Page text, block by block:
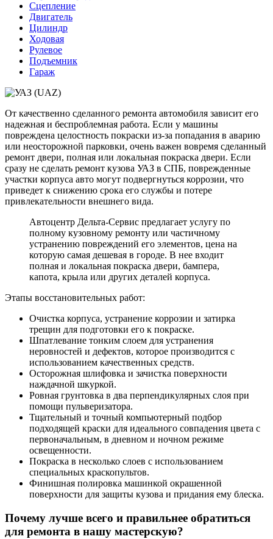
Сцепление
Двигатель
Цилиндр
Ходовая
Рулевое
Подъемник
Гараж
От качественно сделанного ремонта автомобиля зависит его
надежная и беспроблемная работа. Если у машины
повреждена целостность покраски из-за попадания в аварию
или неосторожной парковки, очень важен вовремя сделанный
ремонт двери, полная или локальная покраска двери. Если
сразу не сделать ремонт кузова УАЗ в СПБ, поврежденные
участки корпуса авто могут подвергнуться коррозии, что
приведет к снижению срока его службы и потере
привлекательности внешнего вида.
Автоцентр Дельта-Сервис предлагает услугу по
полному кузовному ремонту или частичному
устранению повреждений его элементов, цена на
которую самая дешевая в городе. В нее входит
полная и локальная покраска двери, бампера,
капота, крыла или других деталей корпуса.
Этапы восстановительных работ:
Очистка корпуса, устранение коррозии и затирка
трещин для подготовки его к покраске.
Шпатлевание тонким слоем для устранения
неровностей и дефектов, которое производится с
использованием качественных средств.
Осторожная шлифовка и зачистка поверхности
наждачной шкуркой.
Ровная грунтовка в два перпендикулярных слоя при
помощи пульверизатора.
Тщательный и точный компьютерный подбор
подходящей краски для идеального совпадения цвета с
первоначальным, в дневном и ночном режиме
освещенности.
Покраска в несколько слоев с использованием
специальных краскопультов.
Финишная полировка машинкой окрашенной
поверхности для защиты кузова и придания ему блеска.
Почему лучше всего и правильнее обратиться
для ремонта в нашу мастерскую?